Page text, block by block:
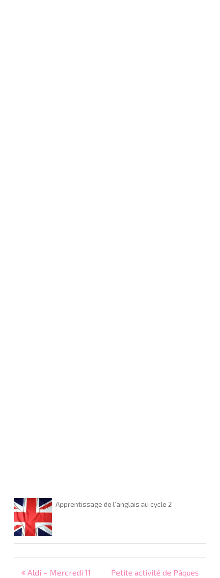
Apprentissage de l’anglais au cycle 2
Navigation
Aldi – Mercredi 11
Petite activité de Pâques